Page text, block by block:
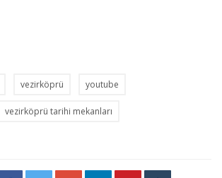
vezirköprü youtube
vezirköprü tarihi mekanları